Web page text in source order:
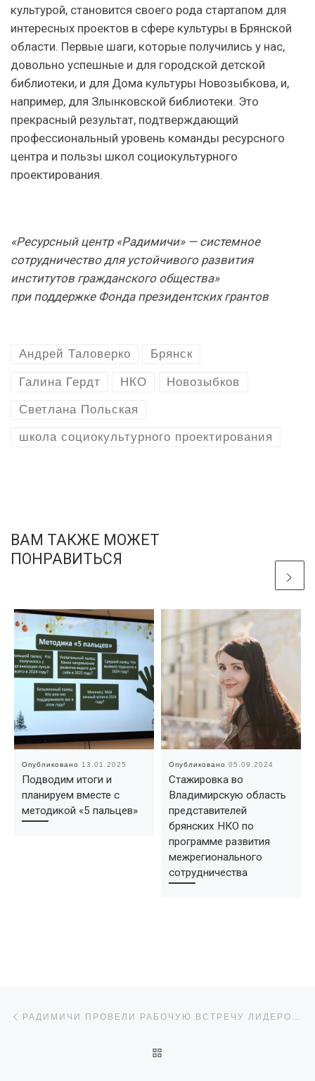
культурой, становится своего рода стартапом для
интересных проектов в сфере культуры в Брянской
области. Первые шаги, которые получились у нас,
довольно успешные и для городской детской
библиотеки, и для Дома культуры Новозыбкова, и,
например, для Злынковской библиотеки. Это
прекрасный результат, подтверждающий
профессиональный уровень команды ресурсного
центра и пользы школ социокультурного
проектирования.
«Ресурсный центр «Радимичи» — системное
сотрудничество для устойчивого развития
институтов гражданского общества»
при поддержке Фонда президентских грантов
Андрей Таловерко Брянск
Галина Гердт НКО Новозыбков
Светлана Польская
школа социокультурного проектирования
ВАМ ТАКЖЕ МОЖЕТ
ПОНРАВИТЬСЯ
Опубликовано 13.01.2025
Подводим итоги и
планируем вместе с
методикой «5 пальцев»
Опубликовано 05.09.2024
Стажировка во
Владимирскую область
представителей
брянских НКО по
программе развития
межрегионального
сотрудничества
Навигация по записям